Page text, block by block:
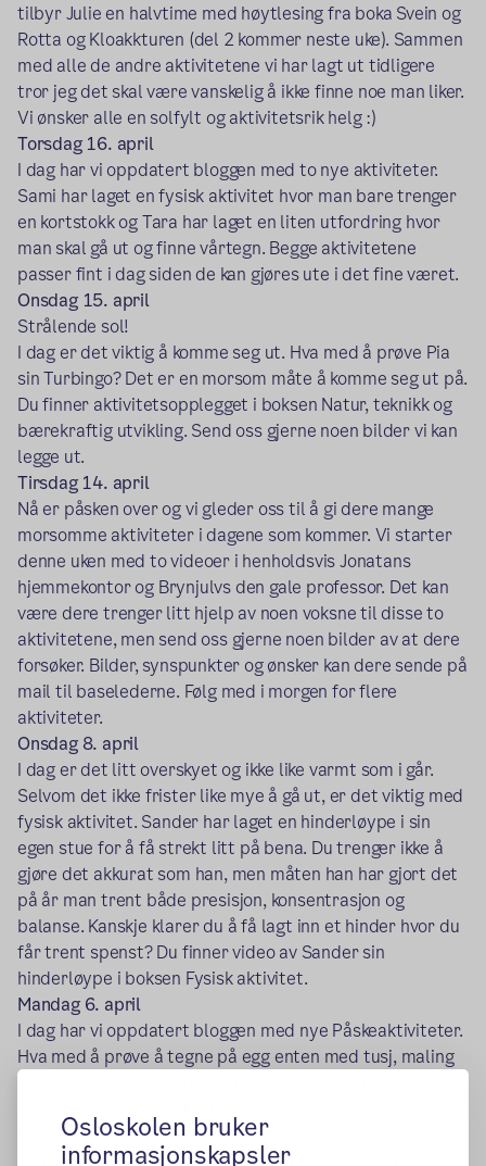
Osloskolen bruker
informasjonskapsler
tilbyr Julie en halvtime med høytlesing fra boka Svein og
Rotta og Kloakkturen (del 2 kommer neste uke). Sammen
med alle de andre aktivitetene vi har lagt ut tidligere
tror jeg det skal være vanskelig å ikke finne noe man liker.
Vi ønsker alle en solfylt og aktivitetsrik helg :)
Torsdag 16. april
I dag har vi oppdatert bloggen med to nye aktiviteter.
Sami har laget en fysisk aktivitet hvor man bare trenger
en kortstokk og Tara har laget en liten utfordring hvor
man skal gå ut og finne vårtegn. Begge aktivitetene
passer fint i dag siden de kan gjøres ute i det fine været.
Onsdag 15. april
Strålende sol!
I dag er det viktig å komme seg ut. Hva med å prøve Pia
sin Turbingo? Det er en morsom måte å komme seg ut på.
Du finner aktivitetsopplegget i boksen Natur, teknikk og
bærekraftig utvikling. Send oss gjerne noen bilder vi kan
legge ut.
Tirsdag 14. april
Nå er påsken over og vi gleder oss til å gi dere mange
morsomme aktiviteter i dagene som kommer. Vi starter
denne uken med to videoer i henholdsvis Jonatans
hjemmekontor og Brynjulvs den gale professor. Det kan
være dere trenger litt hjelp av noen voksne til disse to
aktivitetene, men send oss gjerne noen bilder av at dere
forsøker. Bilder, synspunkter og ønsker kan dere sende på
mail til baselederne. Følg med i morgen for flere
aktiviteter.
Onsdag 8. april
I dag er det litt overskyet og ikke like varmt som i går.
Selvom det ikke frister like mye å gå ut, er det viktig med
fysisk aktivitet. Sander har laget en hinderløype i sin
egen stue for å få strekt litt på bena. Du trenger ikke å
gjøre det akkurat som han, men måten han har gjort det
på år man trent både presisjon, konsentrasjon og
balanse. Kanskje klarer du å få lagt inn et hinder hvor du
får trent spenst? Du finner video av Sander sin
hinderløype i boksen Fysisk aktivitet.
Mandag 6. april
I dag har vi oppdatert bloggen med nye Påskeaktiviteter.
Hva med å prøve å tegne på egg enten med tusj, maling
hva du skal gjøre med alt egget kan du jo prøve ut